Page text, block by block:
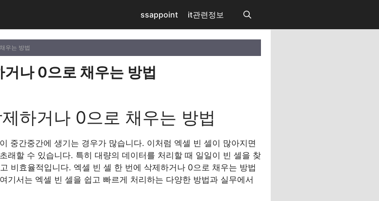
ssappoint it관련정보
우는 방법
나 0으로 채우는 방법
하거나 0으로 채우는 방법
중간중간에 생기는 경우가 많습니다. 이처럼 엑셀 빈 셀이 많아지면
래할 수 있습니다. 특히 대량의 데이터를 처리할 때 일일이 빈 셀을 찾
비효율적입니다. 엑셀 빈 셀 한 번에 삭제하거나 0으로 채우는 방법
기서는 엑셀 빈 셀을 쉽고 빠르게 처리하는 다양한 방법과 실무에서